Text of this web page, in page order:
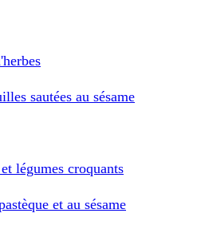
sautées au sésame
légumes croquants
et au sésame